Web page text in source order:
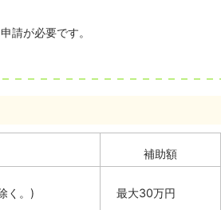
請が必要です。
補助額
く。) 最大30万円